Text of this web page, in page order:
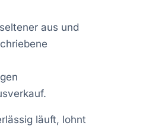
aus und
läuft, lohnt